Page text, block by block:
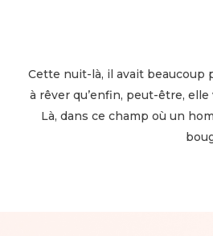
Cette nuit-là, il avait beaucoup
à rêver qu’enfin, peut-être,
Là, dans ce champ où un